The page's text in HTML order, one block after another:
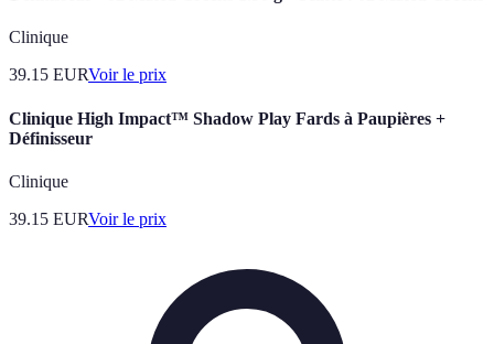
Clinique
39.15 EURVoir le prix
Clinique High Impact™ Shadow Play Fards à Paupières +
Définisseur
Clinique
39.15 EURVoir le prix